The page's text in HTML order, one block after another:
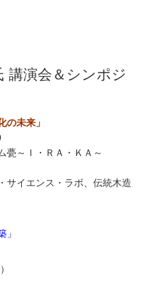
演会＆シンポジ
の未来」
甍～Ｉ・ＲＡ・ＫＡ～
サイエンス・ラボ、伝統木造
」